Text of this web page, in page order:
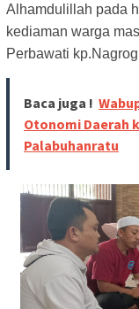
Alhamdulillah pada
kediaman warga
Perbawati
Baca juga !
Otonomi Daerah
Palabuhanratu